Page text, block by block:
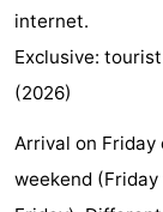
Phares
-
Points
Attractions
internet.
Exclusive:
(2026)
Arrival on Friday
weekend